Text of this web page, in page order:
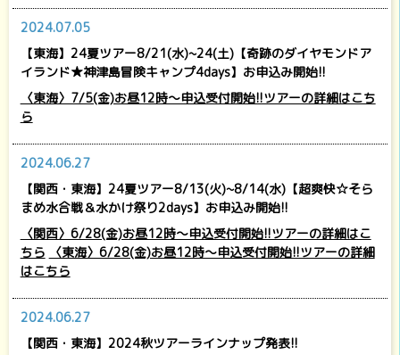
2024.07.05
【東海】24夏ツアー8/21(水)~24(土)【奇跡のダイヤモンドア
イランド★神津島冒険キャンプ4days】お申込み開始!!
〈東海〉7/5(金)お昼12時～申込受付開始!!ツアーの詳細はこち
ら
2024.06.27
【関西・東海】24夏ツアー8/13(火)~8/14(水)【超爽快☆そら
まめ水合戦＆水かけ祭り2days】お申込み開始!!
〈関西〉6/28(金)お昼12時～申込受付開始!!ツアーの詳細はこ
ちら
〈東海〉6/28(金)お昼12時～申込受付開始!!ツアーの詳細
はこちら
2024.06.27
【関西・東海】2024秋ツアーラインナップ発表!!